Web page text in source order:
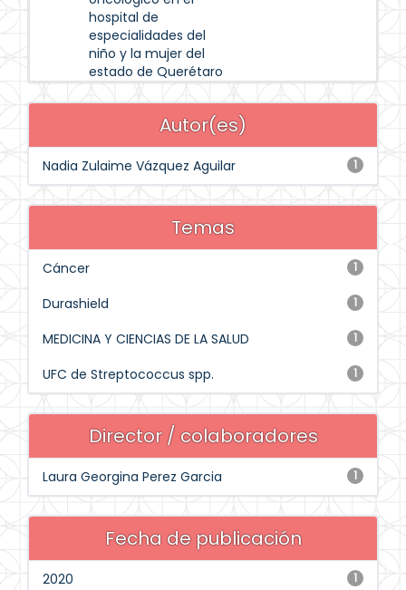
hospital de
especialidades del
niño y la mujer del
estado de Querétaro
Autor(es)
1
Nadia Zulaime Vázquez Aguilar
Temas
1
Cáncer
1
Durashield
1
MEDICINA Y CIENCIAS DE LA SALUD
1
UFC de Streptococcus spp.
Director / colaboradores
1
Laura Georgina Perez Garcia
Fecha de publicación
1
2020